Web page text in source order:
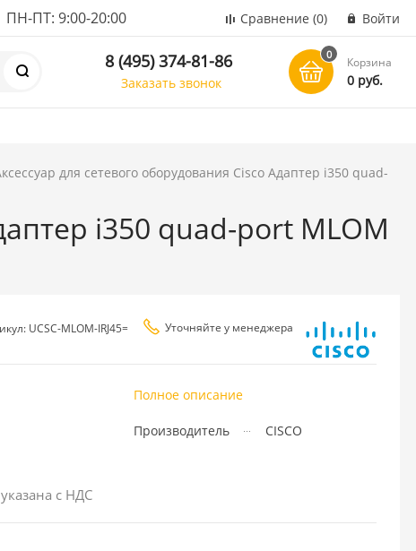
ПТ: 9:00-20:00 Сравнение (0) Войти
8 (495) 374-81-86
Заказать звонок
0
Корзина
0 руб.
для сетевого оборудования Cisco Aдаптер i350 quad-
i350 quad-port MLOM
UCSC-MLOM-IRJ45= Уточняйте у менеджера
с НДС
Полное описание
Производитель CISCO